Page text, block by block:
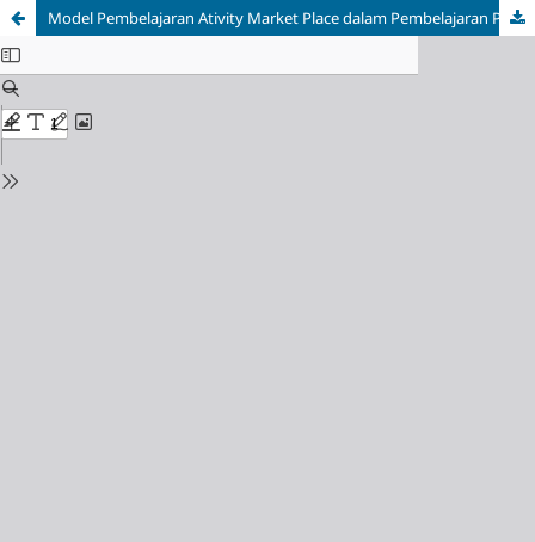
Model Pembelajaran Ativity Market Place dalam Pembelajaran Pendidikan Agama Islam